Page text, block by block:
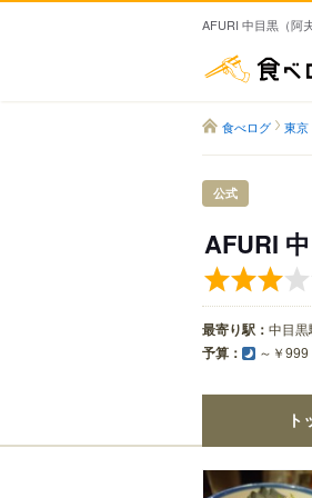
AFURI 中目黒（阿
食べログ 東京
公式
AFURI
最寄り駅： 中目黒
予算： ～￥999
ト